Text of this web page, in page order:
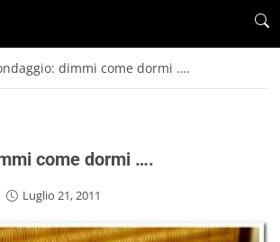
dimmi come dormi ….
come dormi ….
Luglio 21, 2011